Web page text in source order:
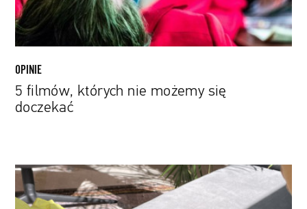
OPINIE
5 filmów, których nie możemy się
doczekać
Brudnopis
współczesnego
twórcy.